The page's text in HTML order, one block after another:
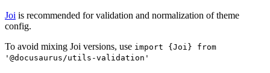
Joi is recommended for validation and normalization of theme
config.
To avoid mixing Joi versions, use import {Joi} from
'@docusaurus/utils-validation'